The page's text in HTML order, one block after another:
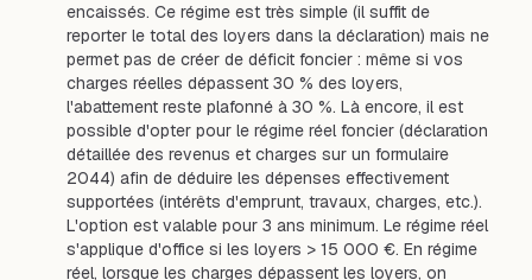
encaissés. Ce régime est très simple (il suffit de
reporter le total des loyers dans la déclaration) mais ne
permet pas de créer de déficit foncier : même si vos
charges réelles dépassent 30 % des loyers,
l'abattement reste plafonné à 30 %. Là encore, il est
possible d'opter pour le régime réel foncier (déclaration
détaillée des revenus et charges sur un formulaire
2044) afin de déduire les dépenses effectivement
supportées (intérêts d'emprunt, travaux, charges, etc.).
L'option est valable pour 3 ans minimum. Le régime réel
s'applique d'office si les loyers > 15 000 €. En régime
réel, lorsque les charges dépassent les loyers, on